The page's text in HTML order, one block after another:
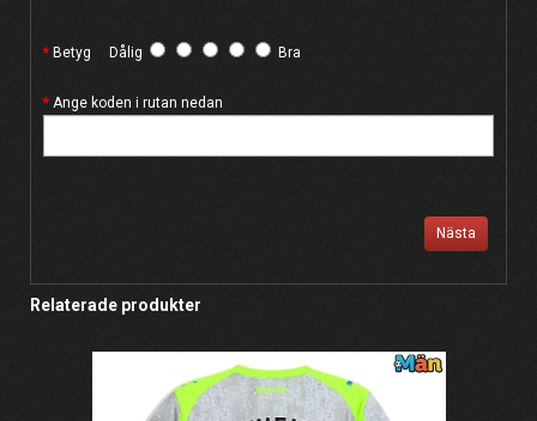
Betyg Dålig Bra
Ange koden i rutan nedan
Nästa
Relaterade produkter